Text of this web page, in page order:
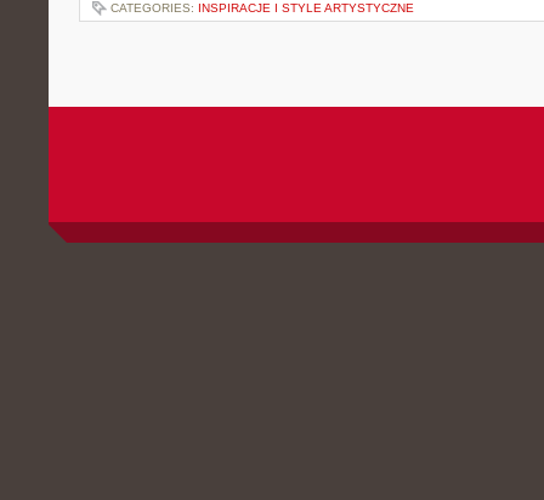
CATEGORIES: INSPIRACJE I STYLE ARTYSTYCZNE